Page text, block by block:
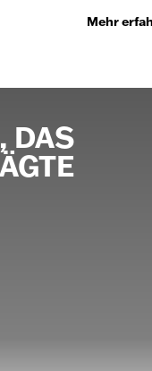
Mehr
DAS